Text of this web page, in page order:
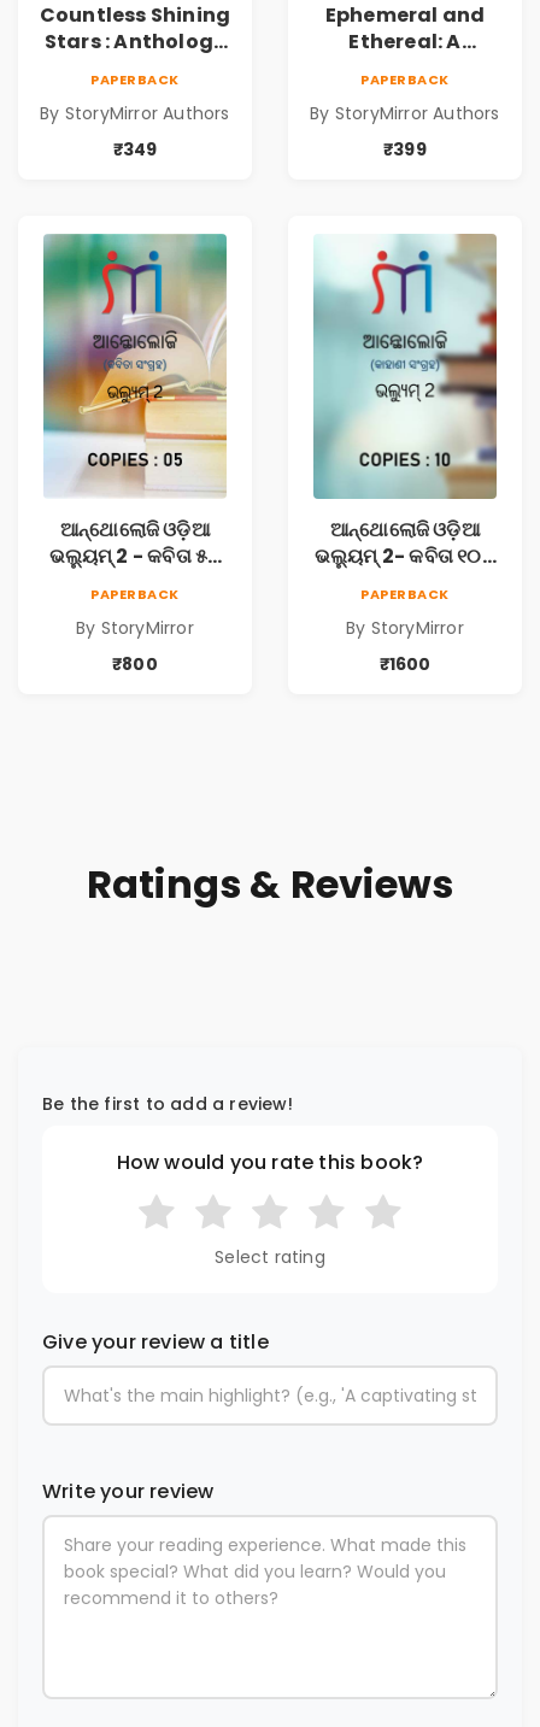
Countless Shining
Stars : Anthology
StoryMirror
PAPERBACK
By StoryMirror Authors
₹349
Ephemeral and
Ethereal: A
Stories
PAPERBACK
By StoryMirror Authors
₹399
ଆନ୍ଥୋଲୋଜି ଓଡ଼ିଆ
ଭଲ୍ୟୁମ୍ 2 - କବିତା ୫ଟି
Poem 5 Books)
PAPERBACK
By StoryMirror
₹800
ଆନ୍ଥୋଲୋଜି ଓଡ଼ିଆ
ଭଲ୍ୟୁମ୍ 2- କବିତା ୧୦ଟି
Poem 10 Books)
PAPERBACK
By StoryMirror
₹1600
Ratings & Reviews
Be the first to add a review!
How would you rate this book?
Select rating
Give your review a title
Write your review